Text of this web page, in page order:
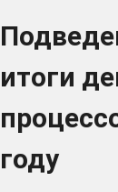
итоги
году